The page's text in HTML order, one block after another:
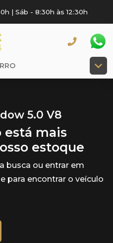
| Sáb - 8:30h às 12:30h
5.0 V8
está mais
estoque
busca ou entrar em
para encontrar o veículo